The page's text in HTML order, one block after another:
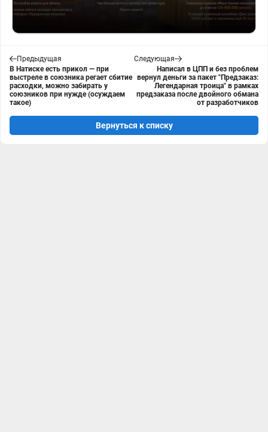
Предыдущая
В Натиске есть прикол — при
выстреле в союзника регает сбитие
расходки, можно забирать у
союзников при нужде (осуждаем
такое)
Следующая
Написал в ЦПП и без проблем
вернул деньги за пакет "Предзаказ:
Легендарная троица" в рамках
предзаказа после двойного обмана
от разработчиков
Вернуться к списку